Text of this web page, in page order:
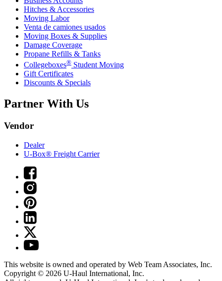
Hitches & Accessories
Moving Labor
Venta de camiones usados
Moving Boxes & Supplies
Damage Coverage
Propane Refills & Tanks
Collegeboxes® Student Moving
Gift Certificates
Discounts & Specials
Partner With Us
Vendor
Dealer
U-Box® Freight Carrier
This website is owned and operated by Web Team Associates, Inc.
Copyright © 2026 U-Haul International, Inc.